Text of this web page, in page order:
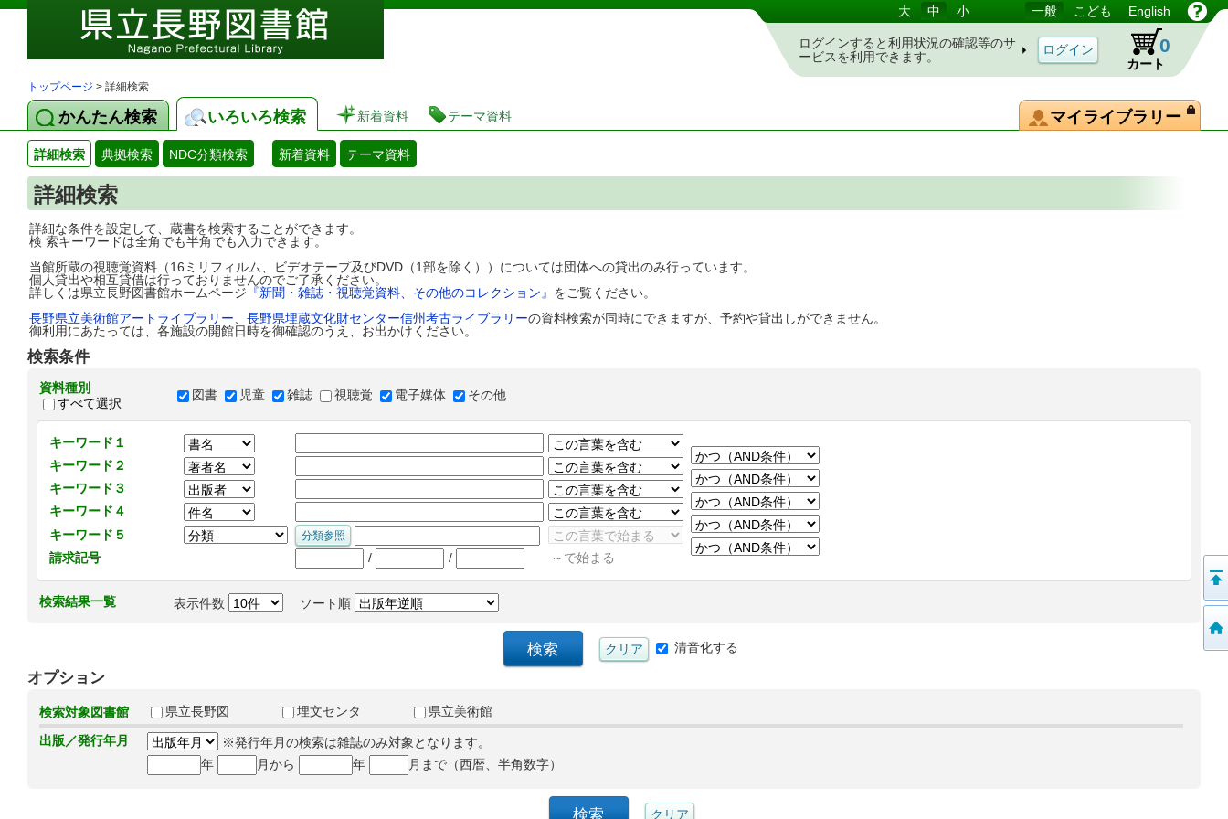
図書館 蔵書検索・予約システム 大 中 小 一般 こども English
ログインすると利用状況の確認等のサ
ービスを利用できます。
カート
0
トップページ > 詳細検索
かんたん検索 いろいろ検索 新着資料 テーマ資料 マイライブラリー
詳細検索 典拠検索 NDC分類検索 新着資料 テーマ資料
詳細検索
詳細な条件を設定して、蔵書を検索することができます。
検 索キーワードは全角でも半角でも入力できます。
当館所蔵の視聴覚資料（16ミリフィルム、ビデオテープ及びDVD（1部を除く））については団体への貸出のみ行っています。
個人貸出や相互貸借は行っておりませんのでご了承ください。
詳しくは県立長野図書館ホームページ 『新聞・雑誌・視聴覚資料、その他のコレクション』 をご覧ください。
長野県立美術館アートライブラリー
長野県埋蔵文化財センター信州考古ライブラリーの資料検索が同時にできますが、予約や貸出しができません。
御利用にあたっては、各施設の開館日時を御確認のうえ、お出かけください。
検索条件
資料種別
すべて選択
図書 児童 雑誌 視聴覚 電子媒体 その他
キーワード１
キーワード２
キーワード３
キーワード４
キーワード５
請求記号
/ / ～で始まる
検索結果一覧 表示件数 ソート順
清音化する
オプション
検索対象図書館 県立長野図 埋文センタ
県立美術館
出版／発行年月
※発行年月の検索は雑誌のみ対象となります。
年
月から 年 月まで（西暦、半角数字）